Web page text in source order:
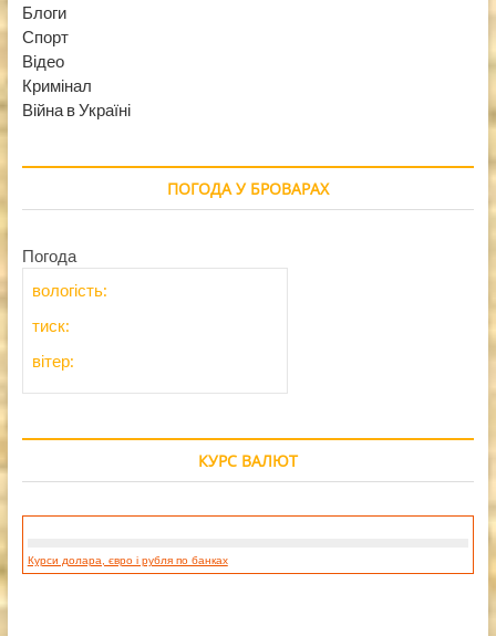
Блоги
Спорт
Відео
Кримінал
Війна в Україні
ПОГОДА У БРОВАРАХ
Погода
вологість:
тиск:
вітер:
КУРС ВАЛЮТ
Курси долара, євро і рубля по банках